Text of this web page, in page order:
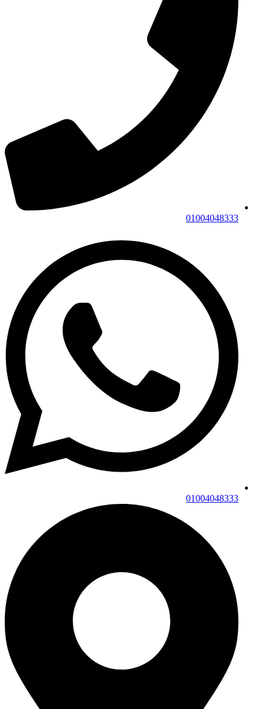
01004048333
01004048333